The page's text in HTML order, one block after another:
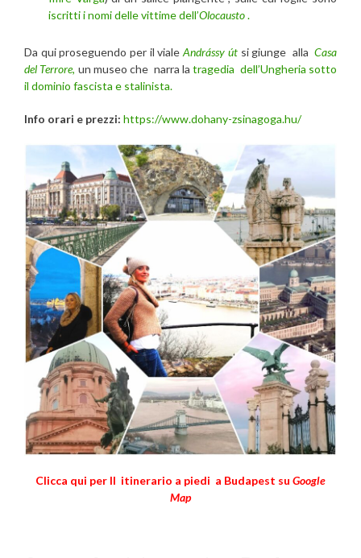
iscritti i nomi delle vittime dell’Olocausto.
Da qui proseguendo per il vialeAndrássy útsi giunge allaCasa
del Terrore, un museo che narra latragedia dell’Ungheria sotto
il dominio fascista e stalinista.
Info orari e prezzi: https://www.dohany-zsinagoga.hu/
Clicca qui per II itinerario a piedi a Budapest su Google
Map